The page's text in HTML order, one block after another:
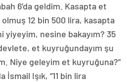
6’da geldim. Kasapta et
12 bin 500 lira, kasapta
yiyeyim, nesine bakayım? 35
et kuyruğundayım şu
Niye geleyim et kuyruğuna?”
İsmail Işık, “11 bin lira